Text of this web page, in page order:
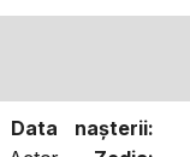
Data naşterii: